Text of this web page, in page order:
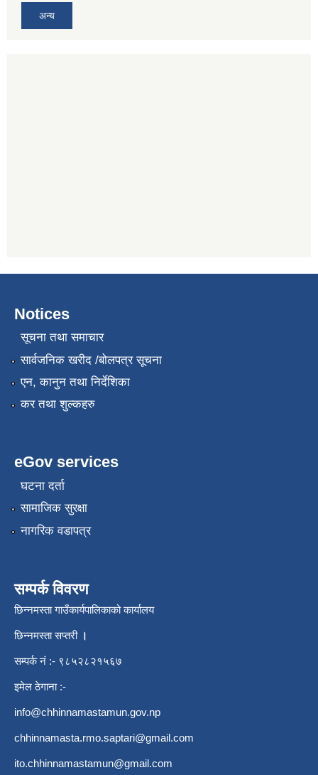
अन्य
Notices
सूचना तथा समाचार
सार्वजनिक खरीद /बोलपत्र सूचना
एन, कानुन तथा निर्देशिका
कर तथा शुल्कहरु
eGov services
घटना दर्ता
सामाजिक सुरक्षा
नागरिक वडापत्र
सम्पर्क विवरण
छिन्नमस्ता गाउँकार्यपालिकाको कार्यालय
छिन्नमस्ता सप्तरी ।
सम्पर्क नं :- ९८५२८२१५६७
इमेल ठेगाना :-
info@chhinnamastamun.gov.np
chhinnamasta.rmo.saptari@gmail.com
ito.chhinnamastamun@gmail.com